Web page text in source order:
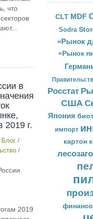
что
в
2019 г.
Блог/
/
2019
CLT MDF
Sodra
«Рынок
«Рынок
Росстат
США
Япония
импорт
картон